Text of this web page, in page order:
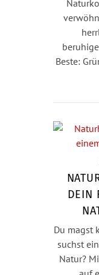
Beste:
DEIN
Du magst
suchst
Natur?